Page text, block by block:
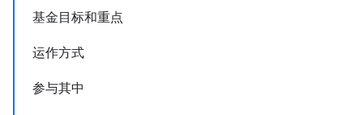
基金目标和重点
运作方式
参与其中